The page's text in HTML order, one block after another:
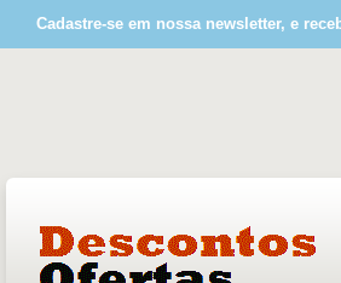
Cadastre-se em nossa newsletter, e